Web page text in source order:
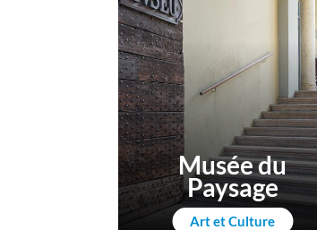
Art et Culture
Musée du
Paysage